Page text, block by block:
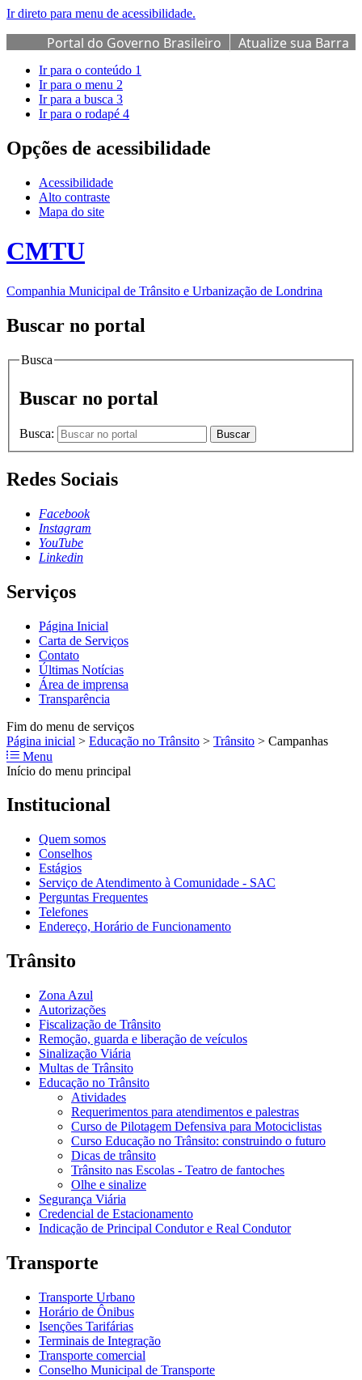
Ir direto para menu de acessibilidade.
Portal do Governo Brasileiro
Atualize sua Barra
de Governo
Ir para o conteúdo 1
Ir para o menu 2
Ir para a busca 3
Ir para o rodapé 4
Opções de acessibilidade
Acessibilidade
Alto contraste
Mapa do site
CMTU
Companhia Municipal de Trânsito e Urbanização de Londrina
Buscar no portal
Busca
Buscar no portal
Busca: Buscar
Redes Sociais
Facebook
Instagram
YouTube
Linkedin
Serviços
Página Inicial
Carta de Serviços
Contato
Últimas Notícias
Área de imprensa
Transparência
Fim do menu de serviços
Página inicial > Educação no Trânsito > Trânsito > Campanhas
Menu
Início do menu principal
Institucional
Quem somos
Conselhos
Estágios
Serviço de Atendimento à Comunidade - SAC
Perguntas Frequentes
Telefones
Endereço, Horário de Funcionamento
Trânsito
Zona Azul
Autorizações
Fiscalização de Trânsito
Remoção, guarda e liberação de veículos
Sinalização Viária
Multas de Trânsito
Educação no Trânsito
Atividades
Requerimentos para atendimentos e palestras
Curso de Pilotagem Defensiva para Motociclistas
Curso Educação no Trânsito: construindo o futuro
Dicas de trânsito
Trânsito nas Escolas - Teatro de fantoches
Olhe e sinalize
Segurança Viária
Credencial de Estacionamento
Indicação de Principal Condutor e Real Condutor
Transporte
Transporte Urbano
Horário de Ônibus
Isenções Tarifárias
Terminais de Integração
Transporte comercial
Conselho Municipal de Transporte